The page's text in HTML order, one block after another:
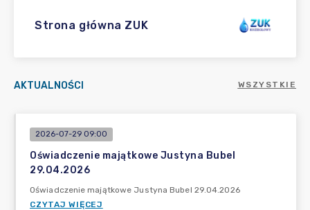
Strona główna ZUK
AKTUALNOŚCI WSZYSTKIE
2026-07-29 09:00
Oświadczenie majątkowe Justyna Bubel
29.04.2026
Oświadczenie majątkowe Justyna Bubel 29.04.2026
CZYTAJ WIĘCEJ